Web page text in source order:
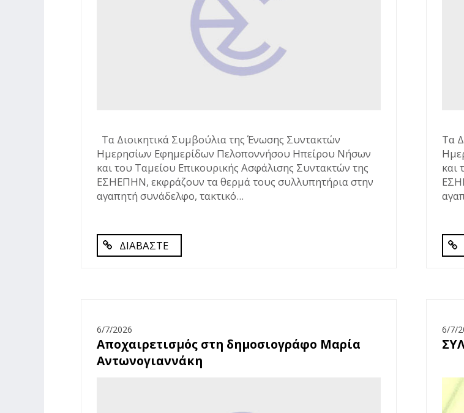
Τα Διοικητικά Συμβούλια της Ένωσης Συντακτών
Ημερησίων Εφημερίδων Πελοποννήσου Ηπείρου Νήσων
και του Ταμείου Επικουρικής Ασφάλισης Συντακτών της
ΕΣΗΕΠΗΝ, εκφράζουν τα θερμά τους συλλυπητήρια στην
αγαπητή συνάδελφο, τακτικό...
ΔΙΑΒΑΣΤΕ
Τα
και
6/7/2026
Αποχαιρετισμός στη δημοσιογράφο Μαρία
Αντωνογιαννάκη
6/7/